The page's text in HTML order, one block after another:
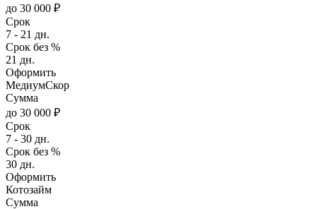
до 30 000 ₽
Срок
7 - 21 дн.
Срок без %
21 дн.
Оформить
МедиумСкор
Сумма
до 30 000 ₽
Срок
7 - 30 дн.
Срок без %
30 дн.
Оформить
Котозайм
Сумма